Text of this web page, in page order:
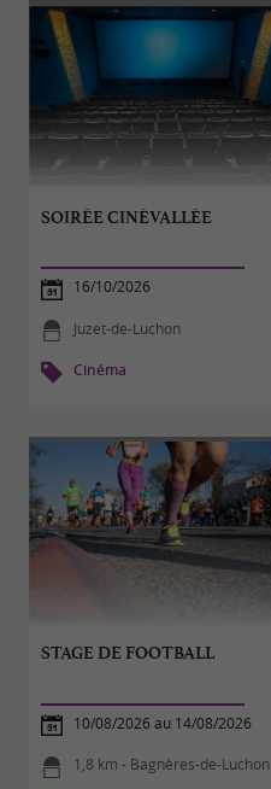
SOIRÉE CINÉVALLÉE
16/10/2026
Juzet-de-Luchon
Cinéma
STAGE DE FOOTBALL
10/08/2026 au 14/08/2026
1,8 km - Bagnères-de-Luchon